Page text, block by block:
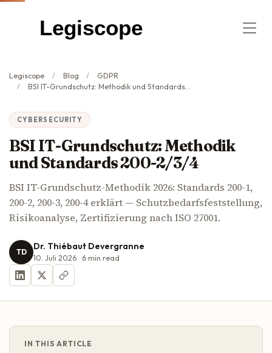
Legiscope
Legiscope Blog
GDPR
BSI IT-Grundschutz: Methodik und Standards 200-2/3/4
CYBERSECURITY
BSI IT-Grundschutz: Methodik
und Standards 200-2/3/4
BSI IT-Grundschutz-Methodik 2026: Standards 200-1,
200-2, 200-3, 200-4 erklärt — Schutzbedarfsfeststellung,
Risikoanalyse, Zertifizierung nach ISO 27001.
TD Dr. Thiébaut Devergranne
10. Juli 2026 6 min read
IN THIS ARTICLE